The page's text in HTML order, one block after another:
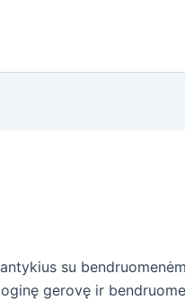
su
gerovę ir